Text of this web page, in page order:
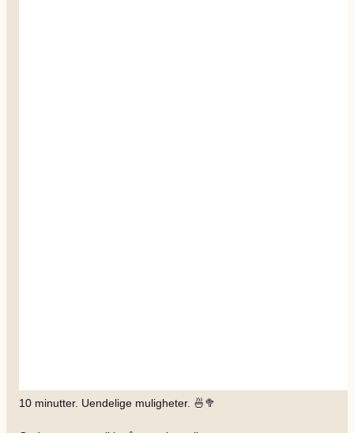
10 minutter. Uendelige muligheter. 🍜🥦